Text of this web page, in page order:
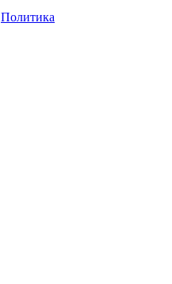
Политика